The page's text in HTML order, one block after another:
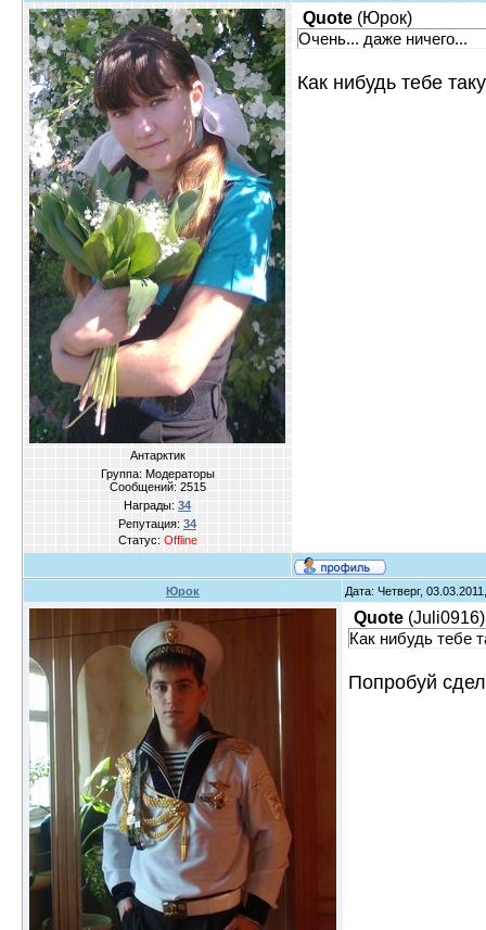
Антарктик
Группа: Модераторы
Сообщений: 2515
Награды: 34
Репутация: 34
Статус: Offline
Quote (Юрок)
Очень... даже ничего...
Как нибудь тебе
Юрок Дата: Четверг,
Quote (Juli0916)
Как нибудь тебе
Попробуй